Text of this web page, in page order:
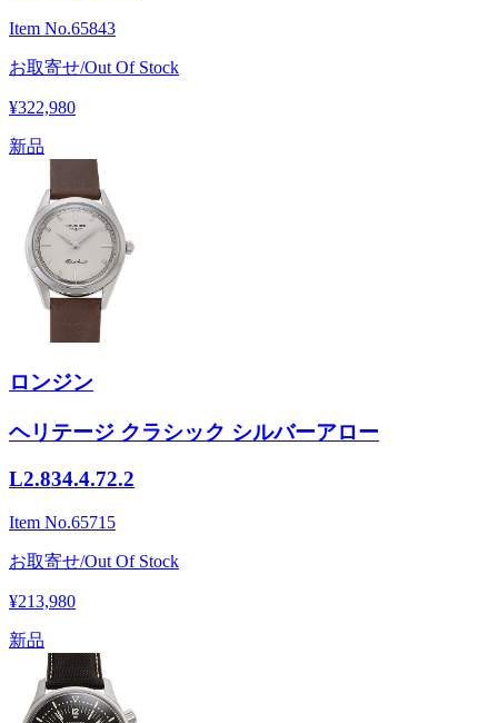
Item No.65843
お取寄せ/Out Of Stock
¥322,980
新品
ロンジン
ヘリテージ クラシック シルバーアロー
L2.834.4.72.2
Item No.65715
お取寄せ/Out Of Stock
¥213,980
新品